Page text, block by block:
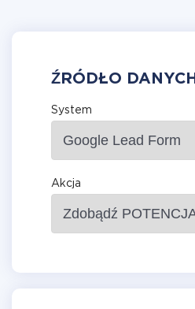
ŹRÓDŁO DANYCH
System
Akcja